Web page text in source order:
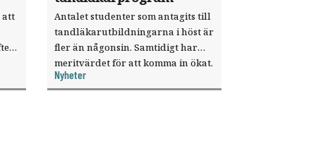
att
Antalet studenter som antagits till
tandläkarutbildningarna i höst är
fler än någonsin. Samtidigt har
meritvärdet för att komma in ökat.
Nyheter